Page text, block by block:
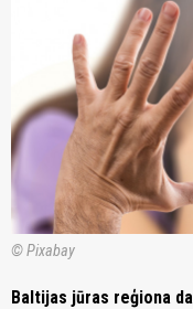
© Pixabay
Baltijas jūras reģiona